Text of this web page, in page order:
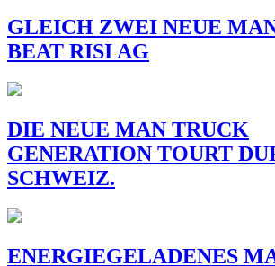
GLEICH ZWEI NEUE
BEAT RISI AG
DIE NEUE MAN TRUCK
GENERATION TOURT
SCHWEIZ.
ENERGIEGELADENES